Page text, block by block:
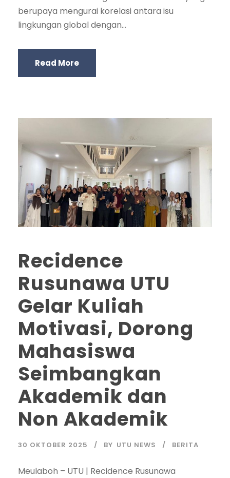
berupaya mengurai korelasi antara isu
lingkungan global dengan...
Read More
Recidence
Rusunawa UTU
Gelar Kuliah
Motivasi, Dorong
Mahasiswa
Seimbangkan
Akademik dan
Non Akademik
30 OKTOBER 2025 BY UTU NEWS BERITA
Meulaboh – UTU | Recidence Rusunawa